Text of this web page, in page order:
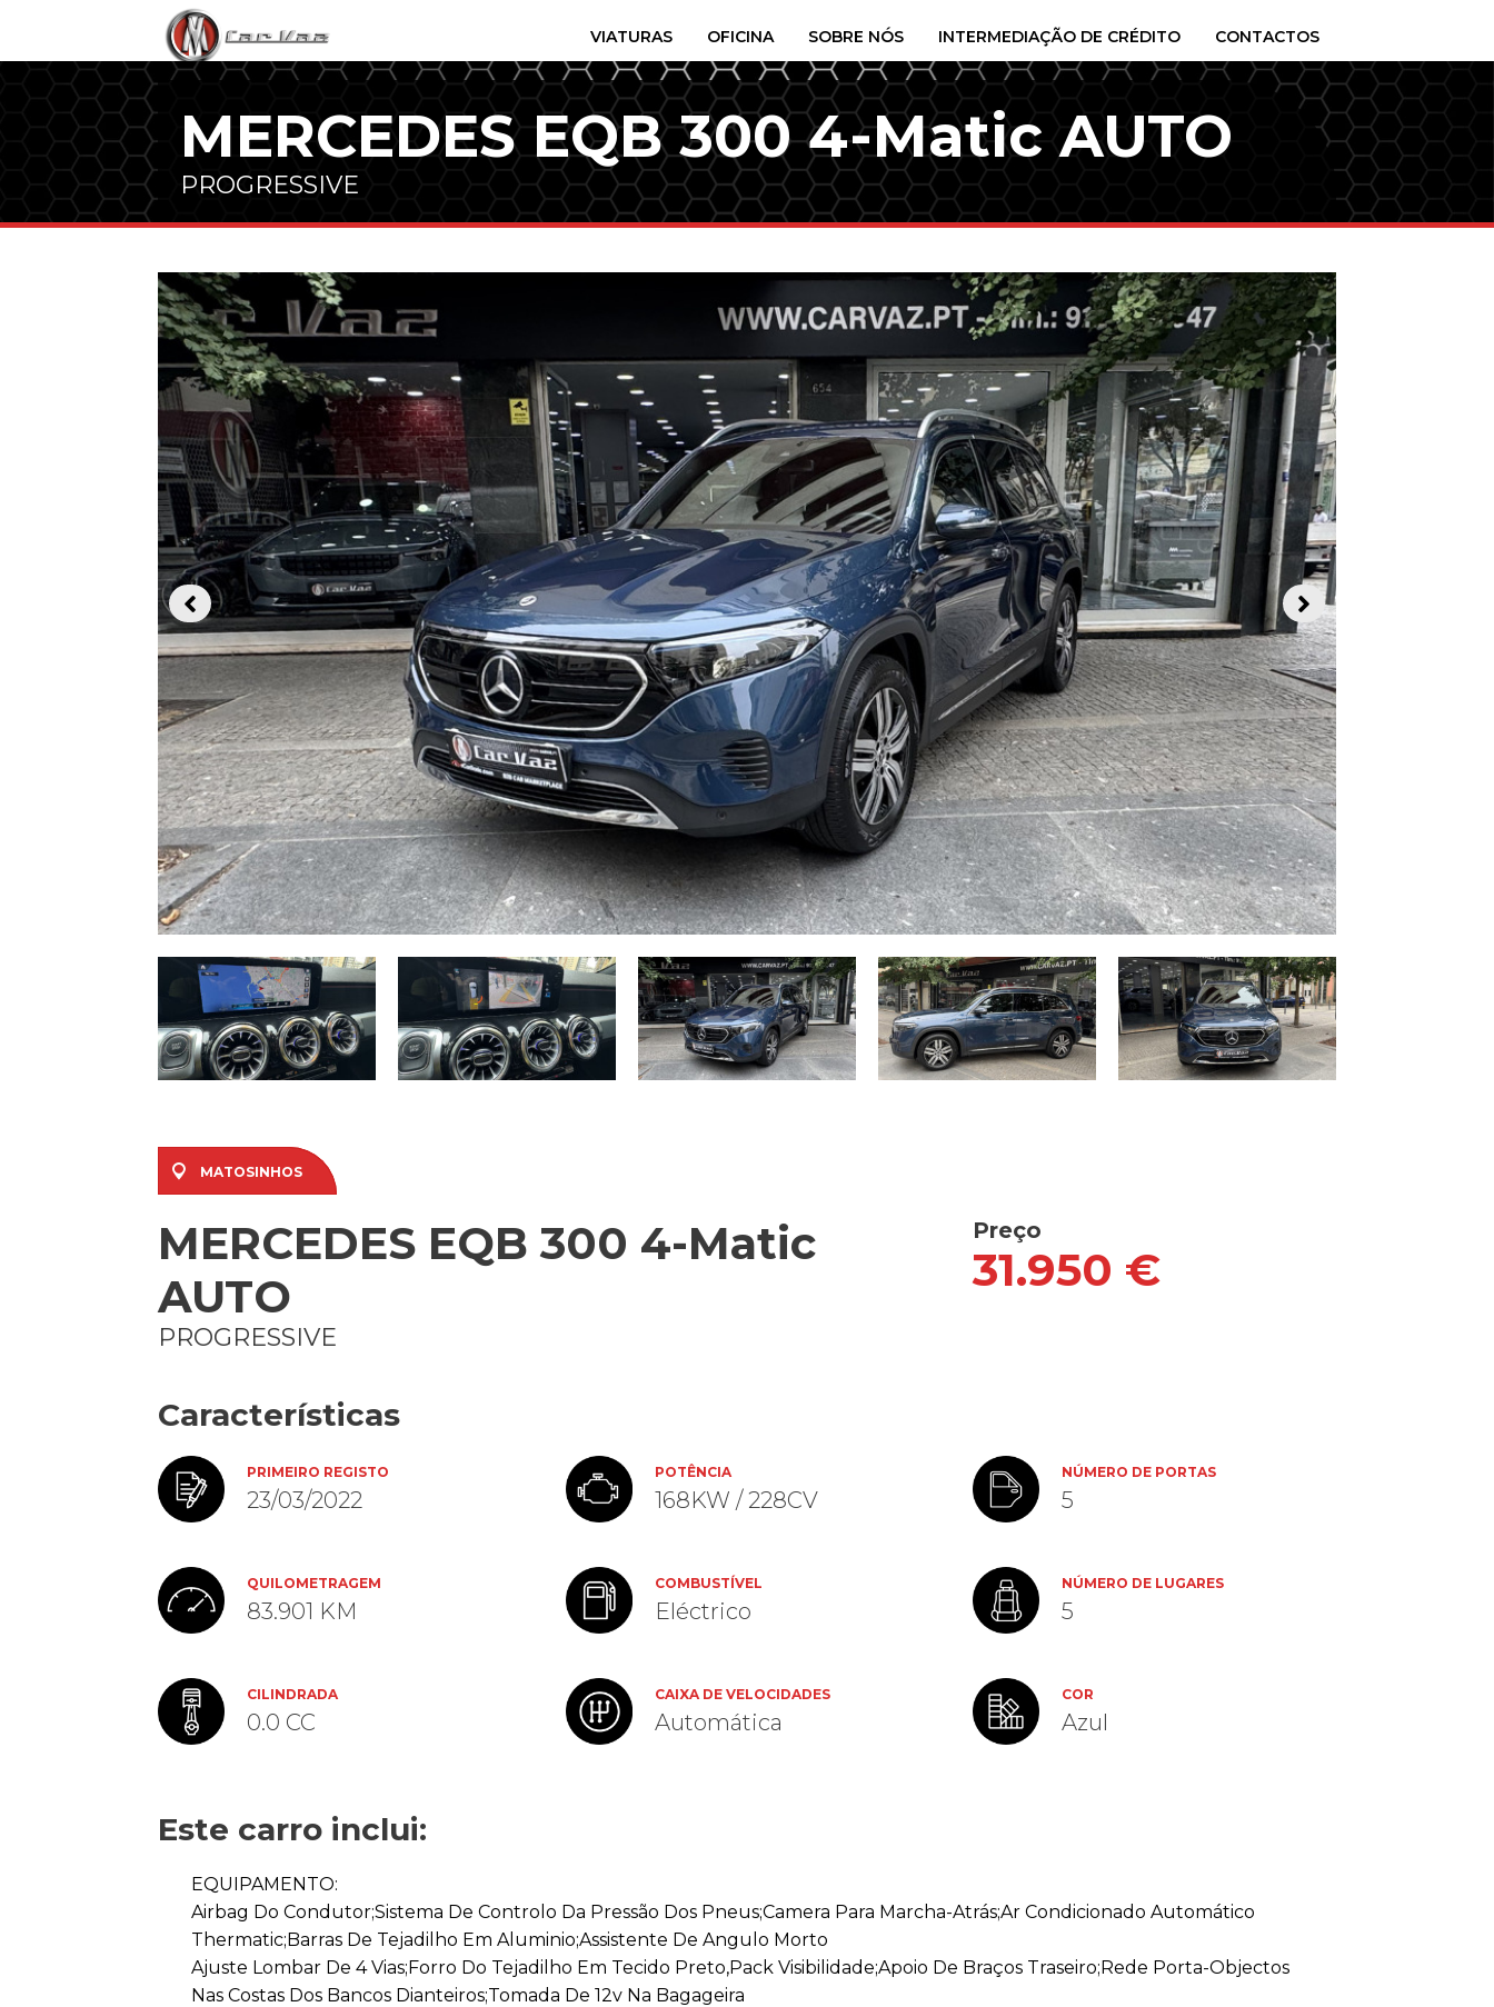
VIATURAS OFICINA SOBRE NÓS INTERMEDIAÇÃO DE CRÉDITO CONTACTOS
MERCEDES EQB 300 4-Matic AUTO
PROGRESSIVE
MATOSINHOS
MERCEDES EQB 300 4-Matic
AUTO
PROGRESSIVE
Preço
31.950 €
Características
PRIMEIRO REGISTO
23/03/2022
QUILOMETRAGEM
83.901 KM
CILINDRADA
0.0 CC
POTÊNCIA
168KW / 228CV
COMBUSTÍVEL
Eléctrico
CAIXA DE VELOCIDADES
Automática
NÚMERO DE PORTAS
5
NÚMERO DE LUGARES
5
COR
Azul
Este carro inclui:
EQUIPAMENTO:
Airbag Do Condutor;Sistema De Controlo Da Pressão Dos Pneus;Camera Para Marcha-Atrás;Ar Condicionado Automático
Thermatic;Barras De Tejadilho Em Aluminio;Assistente De Angulo Morto
Ajuste Lombar De 4 Vias;Forro Do Tejadilho Em Tecido Preto,Pack Visibilidade;Apoio De Braços Traseiro;Rede Porta-Objectos
Nas Costas Dos Bancos Dianteiros;Tomada De 12v Na Bagageira